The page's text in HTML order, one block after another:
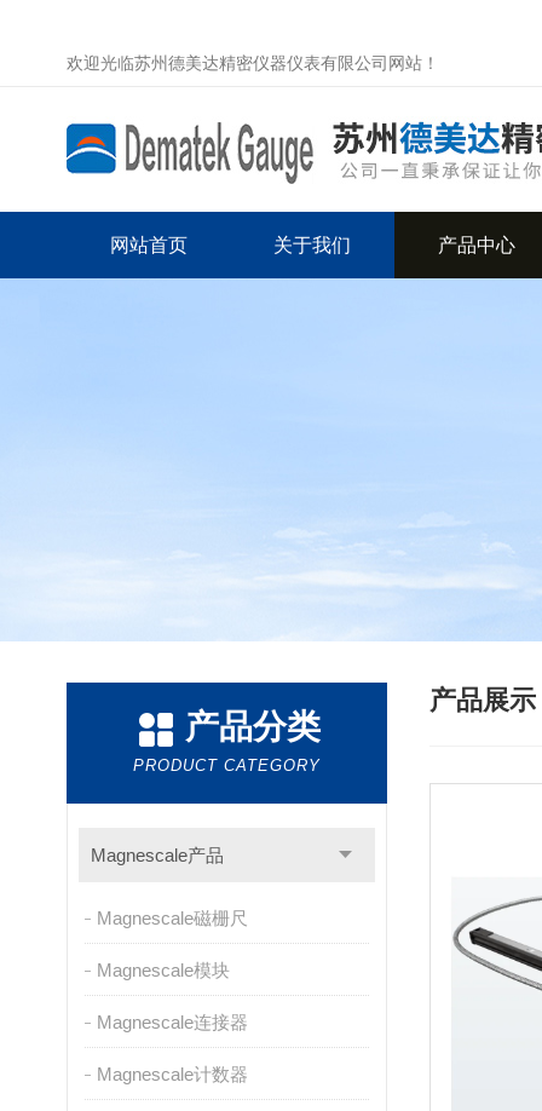
欢迎光临苏州德美达精密仪器仪表有限公司网站！
网站首页 关于我们 产品中心
产品分类
PRODUCT CATEGORY
Magnescale产品
Magnescale磁栅尺
Magnescale模块
Magnescale连接器
Magnescale计数器
产品展示